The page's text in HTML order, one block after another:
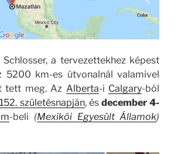
Schlosser, a tervezettekhez képest
5200 km-es útvonalnál valamivel
tett meg. Az Alberta-i Calgary-ból
születésnapján, ésdecember 4-
-beli (Mexikói Egyesült Államok)